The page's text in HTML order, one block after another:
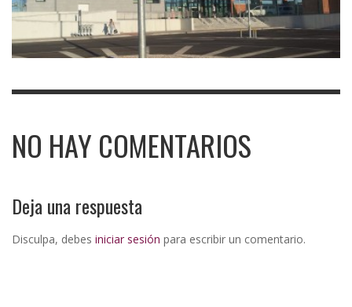
NO HAY COMENTARIOS
Deja una respuesta
Disculpa, debes iniciar sesión para escribir un comentario.